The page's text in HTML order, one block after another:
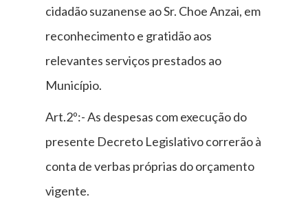
cidadão suzanense ao Sr. Choe Anzai, em
reconhecimento e gratidão aos
relevantes serviços prestados ao
Município.
Art.2º:- As despesas com execução do
presente Decreto Legislativo correrão à
conta de verbas próprias do orçamento
vigente.